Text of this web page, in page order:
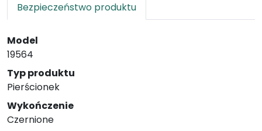
Bezpieczeństwo produktu
Model
19564
Typ produktu
Pierścionek
Wykończenie
Czernione